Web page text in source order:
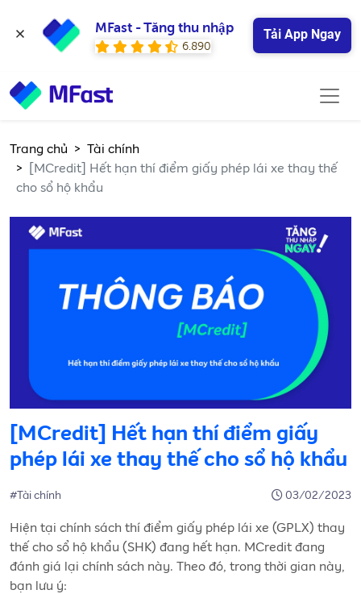
MFast - Tăng thu nhập
6.890
Tải App Ngay
Trang chủ
Tài chính
[MCredit] Hết hạn thí điểm giấy phép lái xe thay thế
cho sổ hộ khẩu
[MCredit] Hết hạn thí điểm giấy
phép lái xe thay thế cho sổ hộ khẩu
#Tài chính 03/02/2023
Hiện tại chính sách thí điểm giấy phép lái xe (GPLX) thay
thế cho sổ hộ khẩu (SHK) đang hết hạn. MCredit đang
đánh giá lại chính sách này. Theo đó, trong thời gian này,
bạn lưu ý: